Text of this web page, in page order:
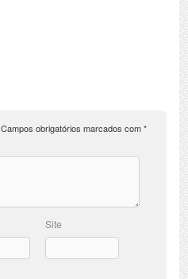
Campos obrigatórios marcados com*
Site